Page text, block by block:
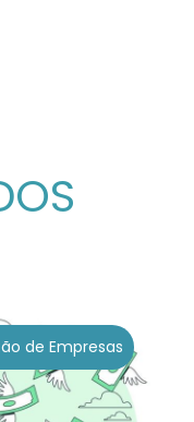
de Empresas